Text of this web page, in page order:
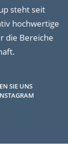
steht seit
hochwertige
die Bereiche
SIE UNS